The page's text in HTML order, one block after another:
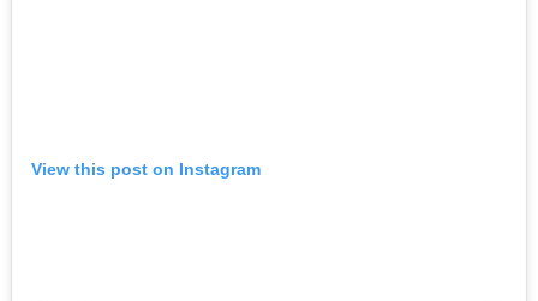
View this post on Instagram